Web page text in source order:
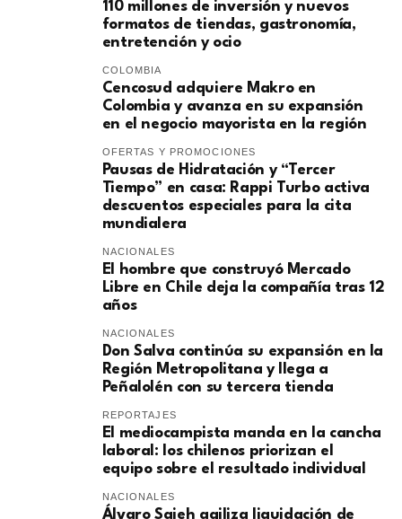
110 millones de inversión y nuevos
formatos de tiendas, gastronomía,
entretención y ocio
COLOMBIA
Cencosud adquiere Makro en
Colombia y avanza en su expansión
en el negocio mayorista en la región
OFERTAS Y PROMOCIONES
Pausas de Hidratación y “Tercer
Tiempo” en casa: Rappi Turbo activa
descuentos especiales para la cita
mundialera
NACIONALES
El hombre que construyó Mercado
Libre en Chile deja la compañía tras 12
años
NACIONALES
Don Salva continúa su expansión en la
Región Metropolitana y llega a
Peñalolén con su tercera tienda
REPORTAJES
El mediocampista manda en la cancha
laboral: los chilenos priorizan el
equipo sobre el resultado individual
NACIONALES
​Álvaro Saieh agiliza liquidación de